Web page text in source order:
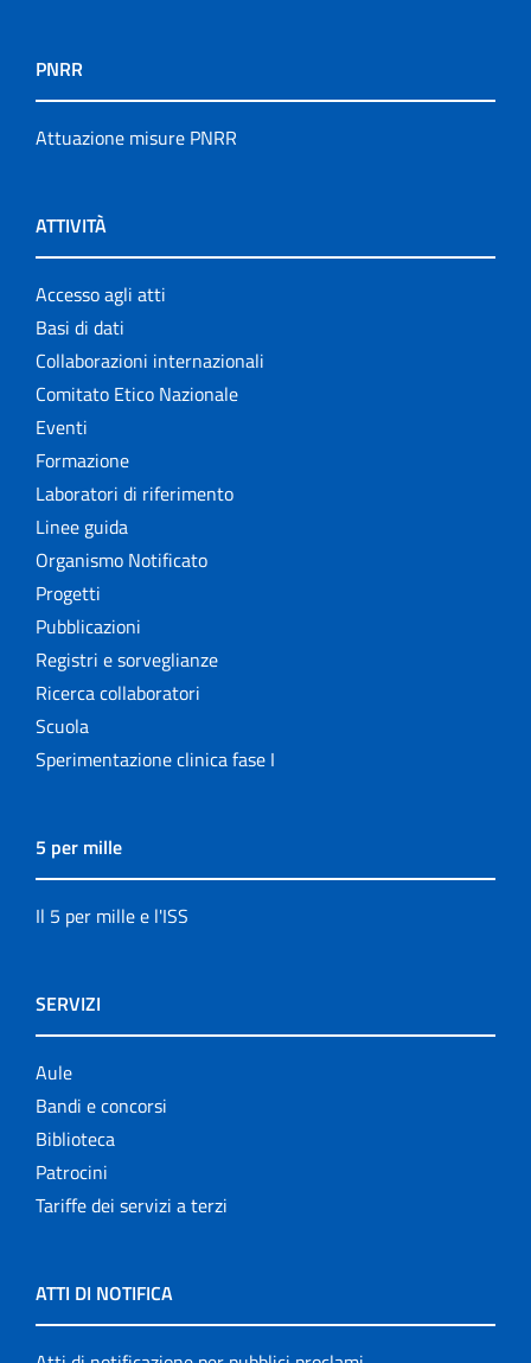
PNRR
Attuazione misure PNRR
ATTIVITÀ
Accesso agli atti
Basi di dati
Collaborazioni internazionali
Comitato Etico Nazionale
Eventi
Formazione
Laboratori di riferimento
Linee guida
Organismo Notificato
Progetti
Pubblicazioni
Registri e sorveglianze
Ricerca collaboratori
Scuola
Sperimentazione clinica fase I
5 per mille
Il 5 per mille e l'ISS
SERVIZI
Aule
Bandi e concorsi
Biblioteca
Patrocini
Tariffe dei servizi a terzi
ATTI DI NOTIFICA